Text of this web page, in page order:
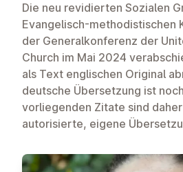
Die neu revidierten Sozialen
Evangelisch-methodistischen
der Generalkonferenz der
Church im Mai 2024
als Text englischen Original
deutsche Übersetzung ist
vorliegenden Zitate sind
autorisierte, eigene